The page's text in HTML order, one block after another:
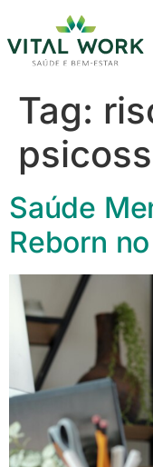
Tag:
Saúde
Reborn